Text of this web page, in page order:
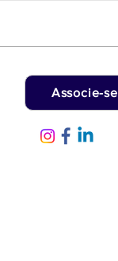
Associe-se